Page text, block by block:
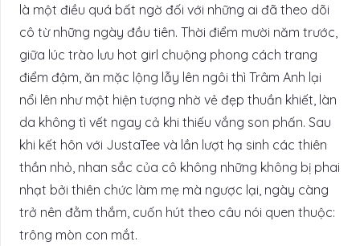
là một điều quá bất ngờ đối với những ai đã theo dõi
cô từ những ngày đầu tiên. Thời điểm mười năm trước,
giữa lúc trào lưu hot girl chuộng phong cách trang
điểm đậm, ăn mặc lộng lẫy lên ngôi thì Trâm Anh lại
nổi lên như một hiện tượng nhờ vẻ đẹp thuần khiết, làn
da không tì vết ngay cả khi thiếu vắng son phấn. Sau
khi kết hôn với JustaTee và lần lượt hạ sinh các thiên
thần nhỏ, nhan sắc của cô không những không bị phai
nhạt bởi thiên chức làm mẹ mà ngược lại, ngày càng
trở nên đằm thắm, cuốn hút theo câu nói quen thuộc:
trông mòn con mắt.